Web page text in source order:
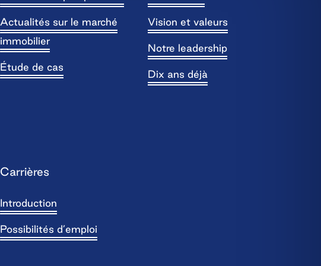
Actualités sur le marché
immobilier
Étude de cas
Vision et valeurs
Notre leadership
Dix ans déjà
Carrières
Introduction
Possibilités d’emploi